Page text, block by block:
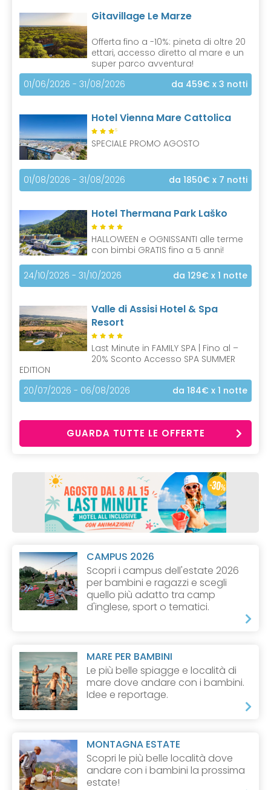
Gitavillage Le Marze
Offerta fino a -10%: pineta di oltre 20
ettari, accesso diretto al mare e un
super parco avventura!
01/06/2026 - 31/08/2026
da 459€ x 3 notti
Hotel Vienna Mare Cattolica
S
SPECIALE PROMO AGOSTO
01/08/2026 - 31/08/2026 da 1850€ x 7 notti
Hotel Thermana Park Laško
HALLOWEEN e OGNISSANTI alle terme
con bimbi GRATIS fino a 5 anni!
24/10/2026 - 31/10/2026 da 129€ x 1 notte
Valle di Assisi Hotel & Spa
Resort
Last Minute in FAMILY SPA | Fino al –
20% Sconto Accesso SPA SUMMER
EDITION
20/07/2026 - 06/08/2026
da 184€ x 1 notte
GUARDA TUTTE LE OFFERTE
CAMPUS 2026
Scopri i campus dell'estate 2026
per bambini e ragazzi e scegli
quello più adatto tra camp
d'inglese, sport o tematici.
MARE PER BAMBINI
Le più belle spiagge e località di
mare dove andare con i bambini.
Idee e reportage.
MONTAGNA ESTATE
Scopri le più belle località dove
andare con i bambini la prossima
estate!